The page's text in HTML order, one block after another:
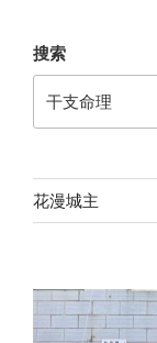
搜索
花漫城主